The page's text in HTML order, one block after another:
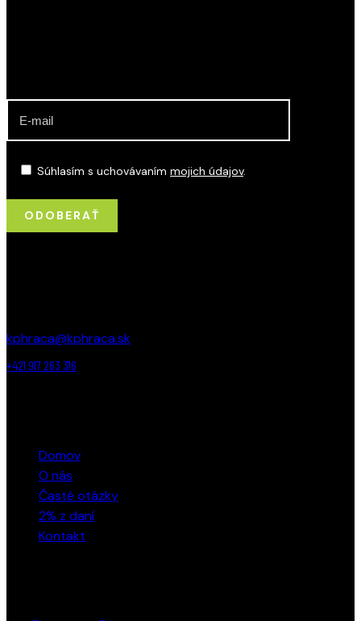
Súhlasím s uchovávaním mojich údajov.
kphraca@kphraca.sk
+421 917 263 316
Domov
O nás
Časté otázky
2% z daní
Kontakt